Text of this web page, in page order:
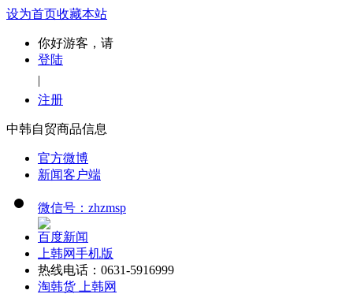
设为首页收藏本站
你好游客，请
登陆
|
注册
中韩自贸商品信息
官方微博
新闻客户端
微信号：zhzmsp
百度新闻
上韩网手机版
热线电话：0631-5916999
淘韩货 上韩网